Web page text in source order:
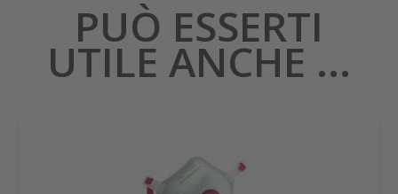
PUÒ ESSERTI
UTILE ANCHE ...